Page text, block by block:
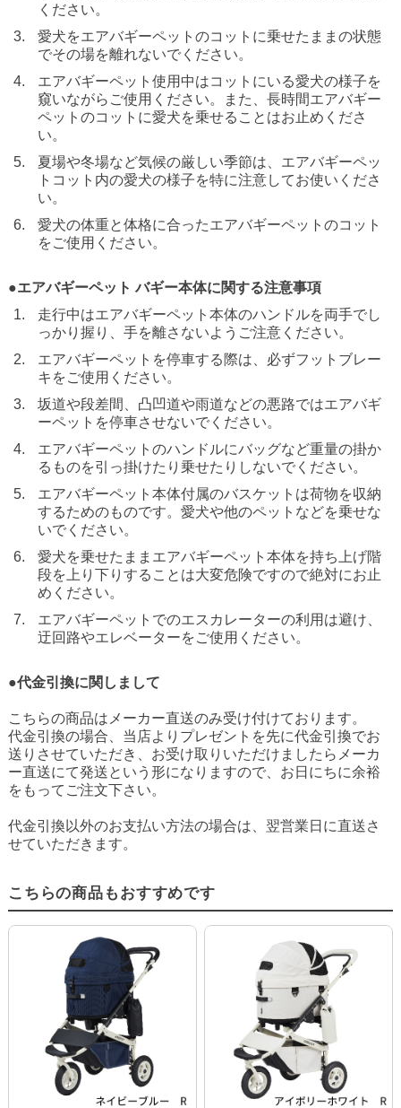
ください。
愛犬をエアバギーペットのコットに乗せたままの状態
でその場を離れないでください。
エアバギーペット使用中はコットにいる愛犬の様子を
窺いながらご使用ください。また、長時間エアバギー
ペットのコットに愛犬を乗せることはお止めくださ
い。
夏場や冬場など気候の厳しい季節は、エアバギーペッ
トコット内の愛犬の様子を特に注意してお使いくださ
い。
愛犬の体重と体格に合ったエアバギーペットのコット
をご使用ください。
●エアバギーペット バギー本体に関する注意事項
走行中はエアバギーペット本体のハンドルを両手でし
っかり握り、手を離さないようご注意ください。
エアバギーペットを停車する際は、必ずフットブレー
キをご使用ください。
坂道や段差間、凸凹道や雨道などの悪路ではエアバギ
ーペットを停車させないでください。
エアバギーペットのハンドルにバッグなど重量の掛か
るものを引っ掛けたり乗せたりしないでください。
エアバギーペット本体付属のバスケットは荷物を収納
するためのものです。愛犬や他のペットなどを乗せな
いでください。
愛犬を乗せたままエアバギーペット本体を持ち上げ階
段を上り下りすることは大変危険ですので絶対にお止
めください。
エアバギーペットでのエスカレーターの利用は避け、
迂回路やエレベーターをご使用ください。
●代金引換に関しまして
こちらの商品はメーカー直送のみ受け付けております。
代金引換の場合、当店よりプレゼントを先に代金引換でお
送りさせていただき、お受け取りいただけましたらメーカ
ー直送にて発送という形になりますので、お日にちに余裕
をもってご注文下さい。
代金引換以外のお支払い方法の場合は、翌営業日に直送さ
せていただきます。
こちらの商品もおすすめです